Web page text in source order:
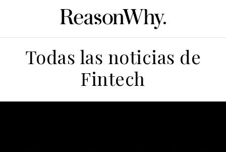
Todas las noticias de
Fintech